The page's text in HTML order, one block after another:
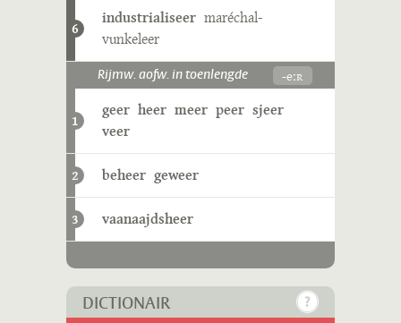
6
industrialiseer maréchal-
vunkeleer
Rijmw. aofw. in toenlengde -eːʀ
1
geer heer meer peer sjeer
veer
2 beheer geweer
3 vaanaajdsheer
DICTIONAIR